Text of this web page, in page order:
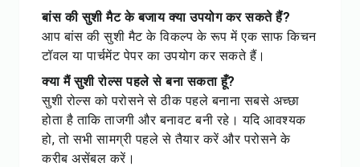
बांस की सुशी मैट के बजाय क्या उपयोग कर सकते हैं?
आप बांस की सुशी मैट के विकल्प के रूप में एक साफ किचन
टॉवल या पार्चमेंट पेपर का उपयोग कर सकते हैं।
क्या मैं सुशी रोल्स पहले से बना सकता हूँ?
सुशी रोल्स को परोसने से ठीक पहले बनाना सबसे अच्छा
होता है ताकि ताजगी और बनावट बनी रहे। यदि आवश्यक
हो, तो सभी सामग्री पहले से तैयार करें और परोसने के
करीब असेंबल करें।